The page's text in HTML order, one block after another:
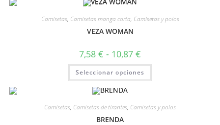
Camisetas, Camisetas manga corta, Camisetas y polos
VEZA WOMAN
7,58 € - 10,87 €
Seleccionar opciones
Camisetas, Camisetas de tirantes, Camisetas y polos
BRENDA